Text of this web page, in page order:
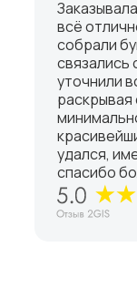
всё
собрали
связались
уточнили
раскрывая
удался,
спасибо